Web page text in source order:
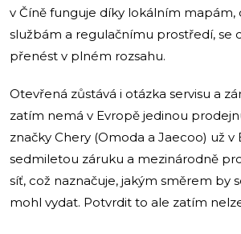
v Číně funguje díky lokálním mapám,
službám a regulačnímu prostředí, se
přenést v plném rozsahu.
Otevřená zůstává i otázka servisu a
zatím nemá v Evropě jedinou
značky Chery (Omoda a Jaecoo) už v
sedmiletou záruku a mezinárodně
síť, což naznačuje, jakým směrem by
mohl vydat. Potvrdit to ale zatím